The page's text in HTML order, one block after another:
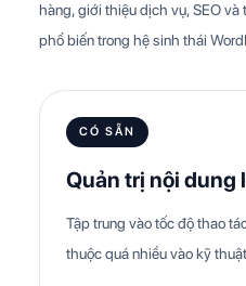
hàng, giới thiệu dịch vụ, SEO
phổ biến trong hệ sinh thái
CÓ SẴN
Quản trị nội dung
Tập trung vào tốc độ thao
thuộc quá nhiều vào kỹ